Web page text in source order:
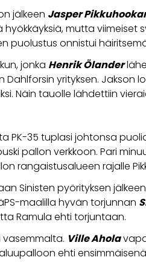
jälkeen Jasper
mutta
puolustus onnistui
jonka Henrik Ölander
yrityksen. Jakson
Näin tauolle lähdettiin
PK-35 tuplasi johtonsa
pallon verkkoon. Pari
rangaistusalueen rajalle
Sinisten pyörityksen
maalilla hyvän torjunnan
Ramula ehti torjuntaan.
vasemmalta. Ville Ahola
ehti